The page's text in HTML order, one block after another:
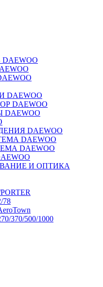
DAEWOO
DAEWOO
DAEWOO
DAEWOO
И ОПТИКА
78
370/500/1000